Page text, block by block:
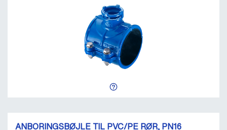
ANBORINGSBØJLE TIL PVC/PE RØR, PN16